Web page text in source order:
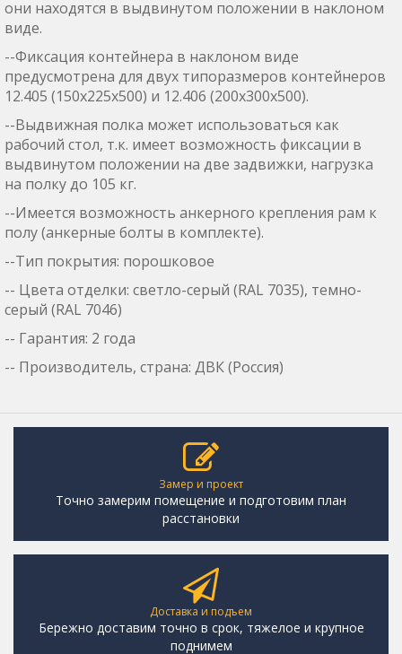
они находятся в выдвинутом положении в наклоном
виде.
--Фиксация контейнера в наклоном виде
предусмотрена для двух типоразмеров контейнеров
12.405 (150х225х500) и 12.406 (200х300х500).
--Выдвижная полка может использоваться как
рабочий стол, т.к. имеет возможность фиксации в
выдвинутом положении на две задвижки, нагрузка
на полку до 105 кг.
--Имеется возможность анкерного крепления рам к
полу (анкерные болты в комплекте).
--Тип покрытия: порошковое
-- Цвета отделки: светло-серый (RAL 7035), темно-
серый (RAL 7046)
-- Гарантия: 2 года
-- Производитель, страна: ДВК (Россия)
Замер и проект
Точно замерим помещение и подготовим план
расстановки
Доставка и подъем
Бережно доставим точно в срок, тяжелое и крупное
поднимем